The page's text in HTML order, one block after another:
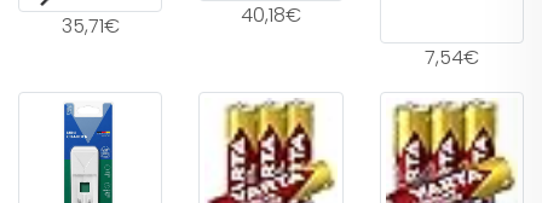
35,71€
40,18€
7,54€